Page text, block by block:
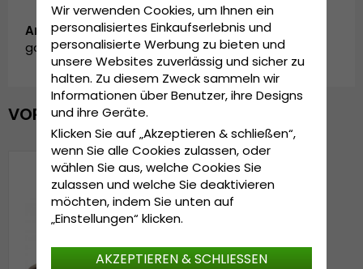
Artikelnummer:
garda.cap.X1011203.1.flowers.baseball.blue/creme
VOR KURZEM ANGESEHEN
Wir verwenden Cookies, um Ihnen ein
personalisiertes Einkaufserlebnis und
personalisierte Werbung zu bieten und
unsere Websites zuverlässig und sicher zu
halten. Zu diesem Zweck sammeln wir
Informationen über Benutzer, ihre Designs
und ihre Geräte.
Klicken Sie auf „Akzeptieren & schließen“,
wenn Sie alle Cookies zulassen, oder
wählen Sie aus, welche Cookies Sie
zulassen und welche Sie deaktivieren
möchten, indem Sie unten auf
„Einstellungen“ klicken.
AKZEPTIEREN & SCHLIESSEN